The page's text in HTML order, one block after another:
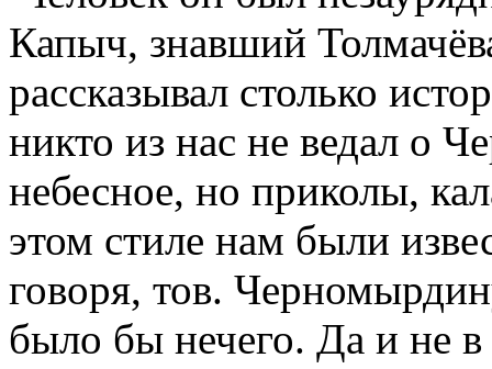
Капыч, знавший
рассказывал столько
никто из нас не ведал о
небесное, но приколы,
этом стиле нам были
говоря, тов.
было бы нечего. Да и не